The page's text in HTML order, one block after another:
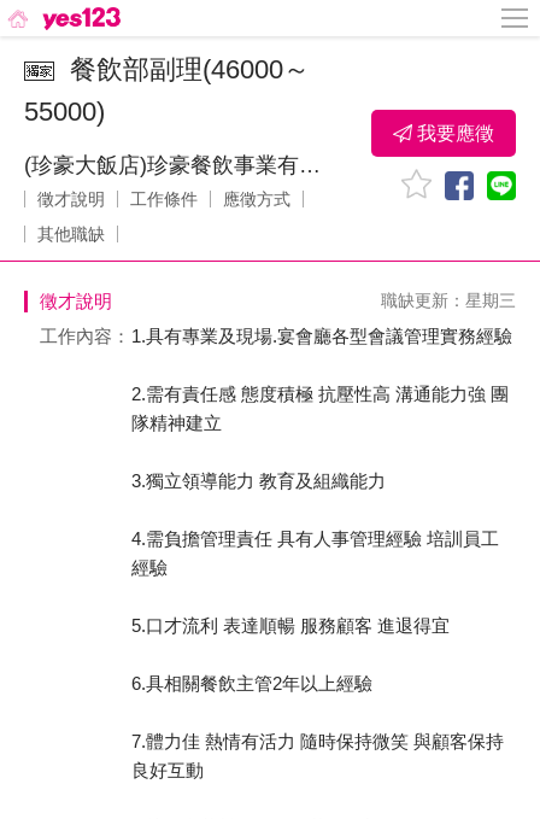
餐飲部副理(46000～
55000)
(珍豪大飯店)珍豪餐飲事業有限公司
徵才說明 工作條件
應徵方式
其他職缺
我要應徵
徵才說明 職缺更新：星期三
工作內容： 1.具有專業及現場.宴會廳各型會議管理實務經驗
2.需有責任感 態度積極 抗壓性高 溝通能力強 團
隊精神建立
3.獨立領導能力 教育及組織能力
4.需負擔管理責任 具有人事管理經驗 培訓員工
經驗
5.口才流利 表達順暢 服務顧客 進退得宜
6.具相關餐飲主管2年以上經驗
7.體力佳 熱情有活力 隨時保持微笑 與顧客保持
良好互動